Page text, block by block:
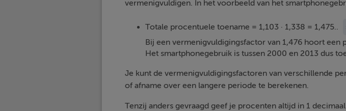
vermenigvuldigen. In het voorbeeld van het
Totale procentuele toename = 1,103 · 1,338 = 1,475..
Bij een vermenigvuldigingsfactor van 1,476 hoort een
Het smartphonegebruik is tussen 2000 en 2013 dus
Je kunt de vermenigvuldigingsfactoren van verschillende
of afname over een langere periode te berekenen.
Tenzij anders gevraagd geef je procenten altijd in 1